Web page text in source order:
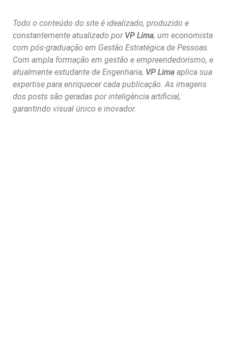
Todo o conteúdo do site é idealizado, produzido e
constantemente atualizado por VP Lima, um economista
com pós-graduação em Gestão Estratégica de Pessoas.
Com ampla formação em gestão e empreendedorismo, e
atualmente estudante de Engenharia, VP Lima aplica sua
expertise para enriquecer cada publicação. As imagens
dos posts são geradas por inteligência artificial,
garantindo visual único e inovador.